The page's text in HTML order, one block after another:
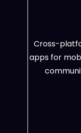
Cross-
apps for